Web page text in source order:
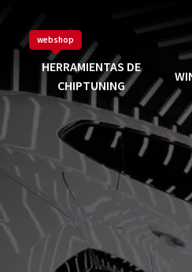
HERRAMIENTAS DE
CHIPTUNING
webshop